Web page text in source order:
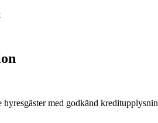
med godkänd